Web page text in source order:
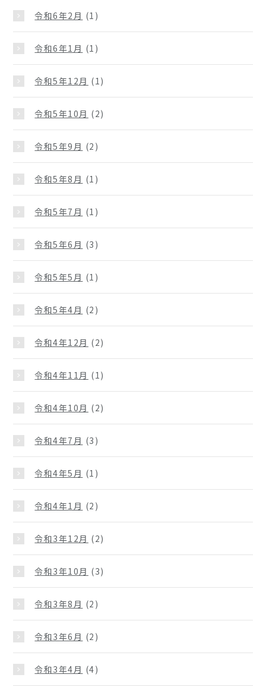
令和6年2月 (1)
令和6年1月 (1)
令和5年12月 (1)
令和5年10月 (2)
令和5年9月 (2)
令和5年8月 (1)
令和5年7月 (1)
令和5年6月 (3)
令和5年5月 (1)
令和5年4月 (2)
令和4年12月 (2)
令和4年11月 (1)
令和4年10月 (2)
令和4年7月 (3)
令和4年5月 (1)
令和4年1月 (2)
令和3年12月 (2)
令和3年10月 (3)
令和3年8月 (2)
令和3年6月 (2)
令和3年4月 (4)